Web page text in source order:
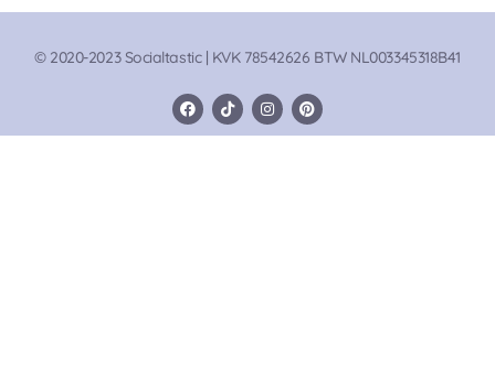
© 2020-2023 Socialtastic | KVK 78542626 BTW NL003345318B41